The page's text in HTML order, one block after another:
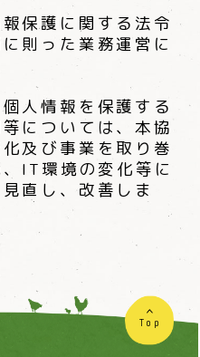
保護に関する法令
則った業務運営に
人情報を保護する
については、本協
及び事業を取り巻
IT環境の変化等に
直し、改善しま
Top